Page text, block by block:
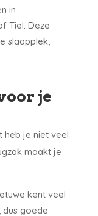
in
Tiel. Deze
slaapplek,
je
je niet veel
maakt je
kent veel
dus goede